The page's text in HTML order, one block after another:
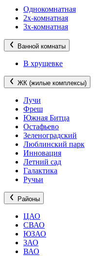
Однокомнатная
2х-комнатная
3х-комнатная
Ванной комнаты
В хрущевке
ЖК (жилые комплексы)
Лучи
Фреш
Южная Битца
Остафьево
Зеленоградский
Люблинский парк
Инновация
Летний сад
Галактика
Ручьи
Районы
ЦАО
СВАО
ЮЗАО
ЗАО
ВАО